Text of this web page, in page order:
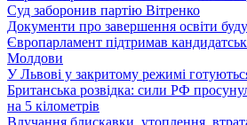
Суд заборонив партію Вітренко
Документи про завершення освіти
Європарламент підтримав
Молдови
У Львові у закритому режимі
Британська розвідка: сили РФ
на 5 кілометрів